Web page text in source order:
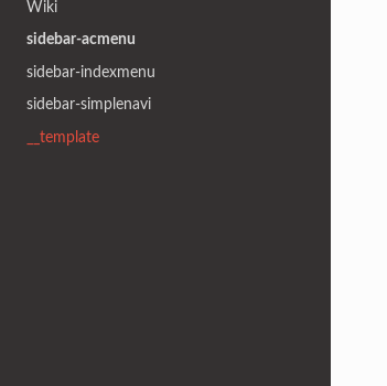
Wiki
sidebar-acmenu
sidebar-indexmenu
sidebar-simplenavi
__template